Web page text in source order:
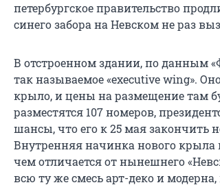
петербургское правительство
синего забора на Невском не раз
В отстроенном здании, по данным
так называемое «executive wing».
крыло, и цены на размещение там
разместятся 107 номеров,
шансы, что его к 25 мая закончить
Внутренняя начинка нового крыла
чем отличается от нынешнего
всю ту же смесь арт-деко и